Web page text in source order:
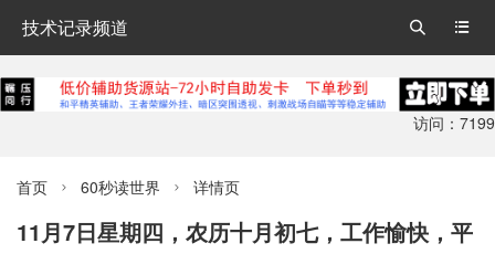
技术记录频道 

访问：7199
首页  60秒读世界  详情页
11月7日星期四，农历十月初七，工作愉快，平